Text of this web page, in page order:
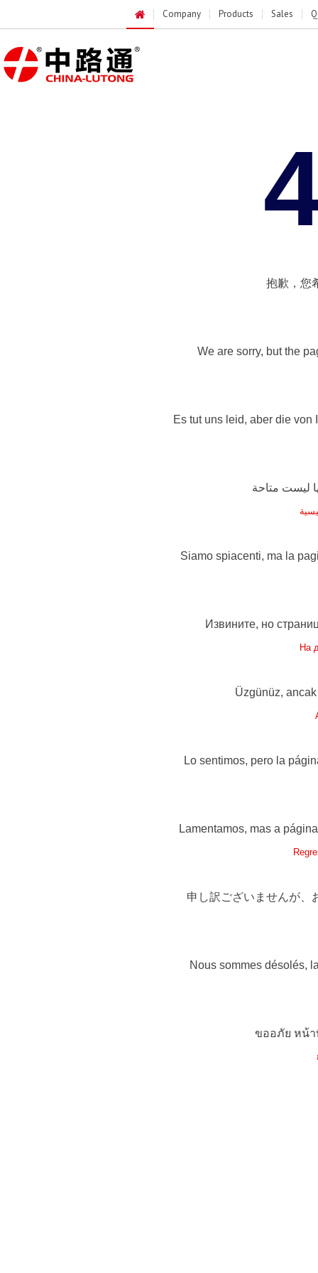
Company Products Sales
抱歉，您
We are sorry, but the
Es tut uns leid, aber die von
Siamo spiacenti, ma la
Извините, но
На
Üzgünüz, ancak
Lo sentimos, pero la
Lamentamos, mas a
申し訳ございませんが、
Nous sommes désolés,
ขออภัย หน้